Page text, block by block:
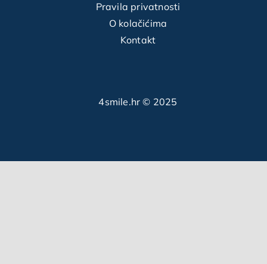
Pravila privatnosti
O kolačićima
Kontakt
4smile.hr © 2025